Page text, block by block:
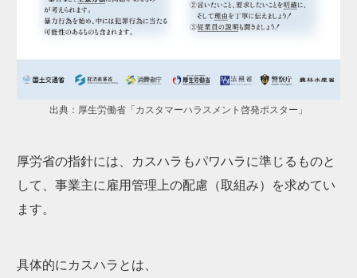
出典：厚生労働省「カスタマーハラスメント啓発ポスター」
厚労省の指針には、カスハラもパワハラに準じるものと
して、事業主に雇用管理上の配慮（取組み）を求めてい
ます。
具体的にカスハラとは、